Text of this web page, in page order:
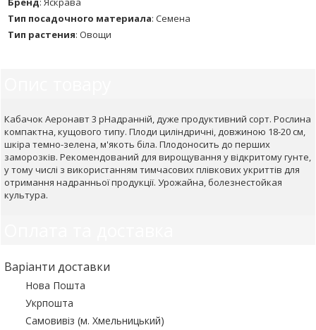
Тип посадочного материала: Семена
Тип растения: Овощи
Кабачок Аеронавт 3 рНадранній, дуже продуктивний сорт. Рослина
компактна, кущового типу. Плоди циліндричні, довжиною 18-20 см,
шкіра темно-зелена, м'якоть біла. Плодоносить до перших
заморозків. Рекомендований для вирощування у відкритому гунте,
у тому числі з використанням тимчасових плівкових укриттів для
отримання надранньої продукції. Урожайна, болезнестойкая
культура.
Варіанти доставки
Нова Пошта
Укрпошта
Самовивіз (м. Хмельницький)